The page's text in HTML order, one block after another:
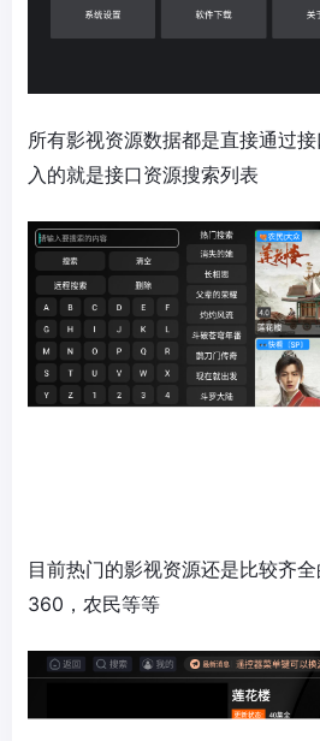
所有影视资源数据都是直接通过
入的就是接口资源搜索列表
目前热门的影视资源还是比较齐
360，农民等等